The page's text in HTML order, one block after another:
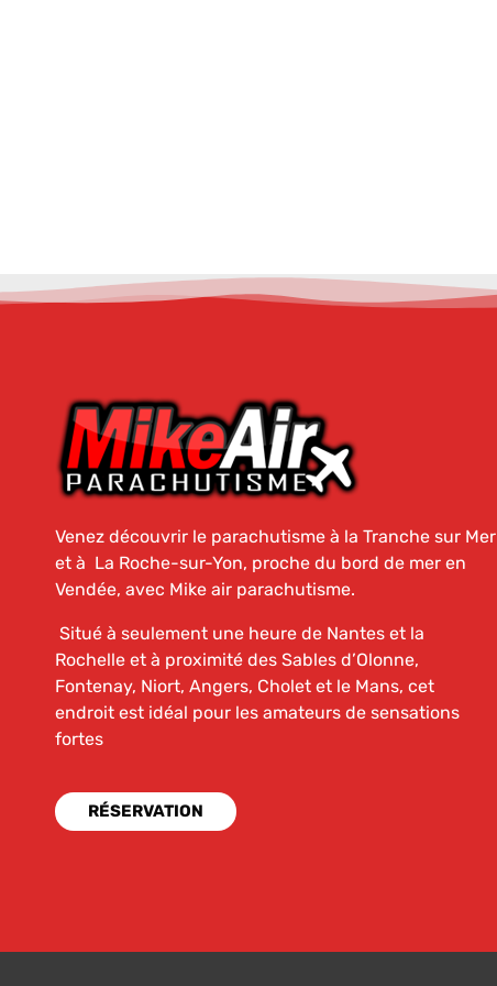
Venez découvrir le parachutisme à la Tranche sur Mer
et à La Roche-sur-Yon, proche du bord de mer en
Vendée, avec Mike air parachutisme.
Situé à seulement une heure de Nantes et la
Rochelle et à proximité des Sables d’Olonne,
Fontenay, Niort, Angers, Cholet et le Mans, cet
endroit est idéal pour les amateurs de sensations
fortes
RÉSERVATION